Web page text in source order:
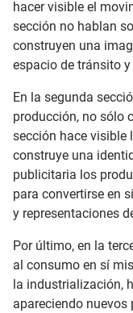
hacer visible el
sección no hablan
construyen una
espacio de tránsito
En la segunda
producción, no sólo
sección hace visible
construye una
publicitaria los
para convertirse en
y representaciones
Por último, en la
al consumo en sí
la industrialización,
apareciendo nuevos